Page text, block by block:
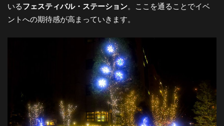
いるフェスティバル・ステーション。ここを通ることでイベ
ントへの期待感が高まっていきます。